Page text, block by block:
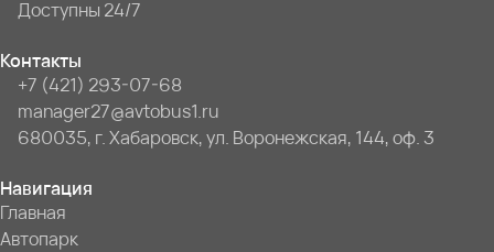
Доступны 24/7
Контакты
+7 (421) 293-07-68
manager27@avtobus1.ru
680035, г. Хабаровск, ул. Воронежская, 144, оф. 3
Навигация
Главная
Автопарк